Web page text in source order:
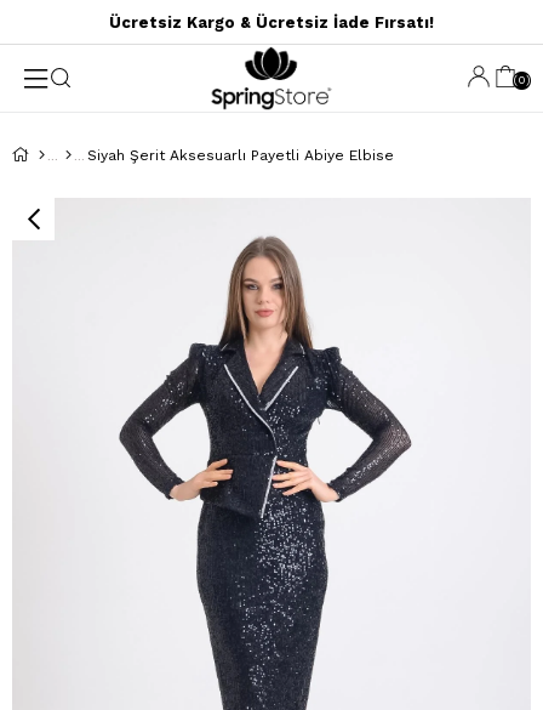
Ücretsiz Kargo & Ücretsiz İade Fırsatı!
0
Siyah Şerit Aksesuarlı Payetli Abiye Elbise